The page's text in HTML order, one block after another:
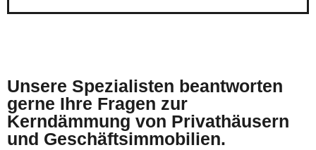
Unsere Spezialisten beantworten
gerne Ihre Fragen zur
Kerndämmung von Privathäusern
und Geschäftsimmobilien.